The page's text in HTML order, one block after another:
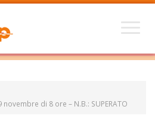
di 8 ore – N.B.: SUPERATO